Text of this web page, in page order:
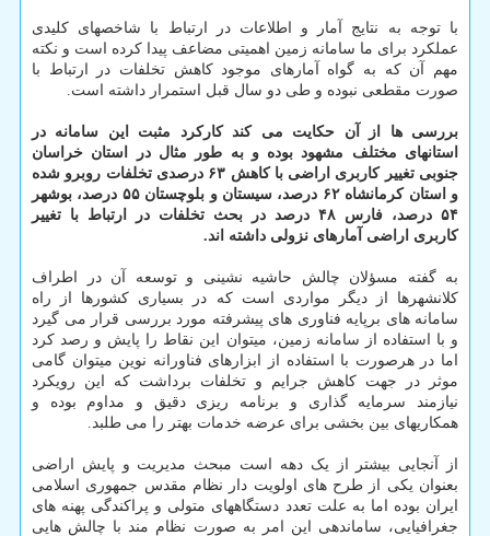
با توجه به نتایج آمار و اطلاعات در ارتباط با شاخصهای کلیدی
عملکرد برای ما سامانه زمین اهمیتی مضاعف پیدا کرده است و نکته
مهم آن که به گواه آمارهای موجود کاهش تخلفات در ارتباط با
صورت مقطعی نبوده و طی دو سال قبل استمرار داشته است.
بررسی ها از آن حکایت می کند کارکرد مثبت این سامانه در
استانهای مختلف مشهود بوده و به طور مثال در استان خراسان
جنوبی تغییر کاربری اراضی با کاهش ۶۳ درصدی تخلفات روبرو شده
و استان کرمانشاه ۶۲ درصد، سیستان و بلوچستان ۵۵ درصد، بوشهر
۵۴ درصد، فارس ۴۸ درصد در بحث تخلفات در ارتباط با تغییر
کاربری اراضی آمارهای نزولی داشته اند.
به گفته مسؤلان چالش حاشیه نشینی و توسعه آن در اطراف
کلانشهرها از دیگر مواردی است که در بسیاری کشورها از راه
سامانه های برپایه فناوری های پیشرفته مورد بررسی قرار می گیرد
و با استفاده از سامانه زمین، میتوان این نقاط را پایش و رصد کرد
اما در هرصورت با استفاده از ابزارهای فناورانه نوین میتوان گامی
موثر در جهت کاهش جرایم و تخلفات برداشت که این رویکرد
نیازمند سرمایه گذاری و برنامه ریزی دقیق و مداوم بوده و
همکاریهای بین بخشی برای عرضه خدمات بهتر را می طلبد.
از آنجایی بیشتر از یک دهه است مبحث مدیریت و پایش اراضی
بعنوان یکی از طرح های اولویت دار نظام مقدس جمهوری اسلامی
ایران بوده اما به علت تعدد دستگاههای متولی و پراکندگی پهنه های
جغرافیایی، ساماندهی این امر به صورت نظام مند با چالش هایی